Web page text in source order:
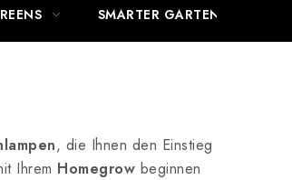
SMARTER GARTEN
, die Ihnen den Einstieg
Ihrem Homegrow beginnen